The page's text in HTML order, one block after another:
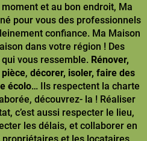
et au bon endroit, Ma
pour vous des professionnels
confiance. Ma Maison
dans votre région ! Des
vous ressemble. Rénover,
, décorer, isoler, faire des
écolo… Ils respectent la charte
découvrez- la ! Réaliser
c’est aussi respecter le lieu,
les délais, et collaborer en